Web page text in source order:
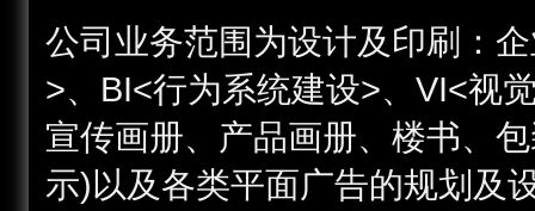
公司业务范围为设计及印刷：
>、BI<行为系统建设>、VI<视
宣传画册、产品画册、楼书、
示)以及各类平面广告的规划及